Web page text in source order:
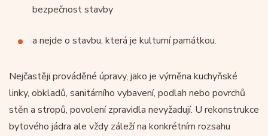
bezpečnost stavby
a nejde o stavbu, která je kulturní památkou.
Nejčastěji prováděné úpravy, jako je výměna kuchyňské
linky, obkladů, sanitárního vybavení, podlah nebo povrchů
stěn a stropů, povolení zpravidla nevyžadují. U rekonstrukce
bytového jádra ale vždy záleží na konkrétním rozsahu